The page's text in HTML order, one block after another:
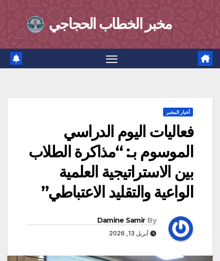
مخبر الخطاب الحجاجي
أخبار المخبر
فعاليات اليوم الدراسي
الموسوم بـ: “مذاكرة الطلاب
بين الاستراتيجية العلمية
الواعية والتقليد الاعتباطي”
By
Damine Samir
أبريل 13, 2026